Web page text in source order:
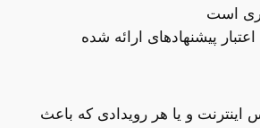
است
پیشنهادهای ارائه شده
اینترنت و یا هر رویدادی که باعث